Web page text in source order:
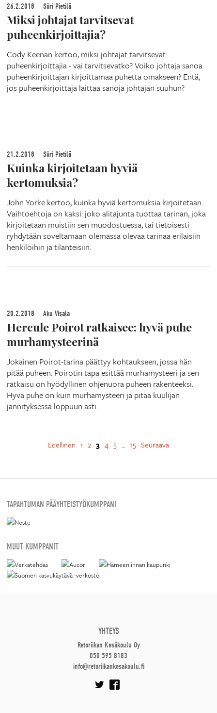
26.2.2018 Siiri Pietilä
Miksi johtajat tarvitsevat
puheenkirjoittajia?
Cody Keenan kertoo, miksi johtajat tarvitsevat
puheenkirjoittajia - vai tarvitsevatko? Voiko johtaja sanoa
puheenkirjoittajan kirjoittamaa puhetta omakseen? Entä,
jos puheenkirjoittaja laittaa sanoja johtajan suuhun?
21.2.2018 Siiri Pietilä
Kuinka kirjoitetaan hyviä
kertomuksia?
John Yorke kertoo, kuinka hyviä kertomuksia kirjoitetaan.
Vaihtoehtoja on kaksi: joko alitajunta tuottaa tarinan, joka
kirjoitetaan muistiin sen muodostuessa, tai tietoisesti
ryhdytään soveltamaan olemassa olevaa tarinaa erilaisiin
henkilöihin ja tilanteisiin.
20.2.2018 Aku Visala
Hercule Poirot ratkaisee: hyvä puhe
murhamysteerinä
Jokainen Poirot-tarina päättyy kohtaukseen, jossa hän
pitää puheen. Poirotin tapa esittää murhamysteeri ja sen
ratkaisu on hyödyllinen ohjenuora puheen rakenteeksi.
Hyvä puhe on kuin murhamysteeri ja pitää kuulijan
jännityksessä loppuun asti.
Edellinen 1 2 3 4 5 … 15 Seuraava
TAPAHTUMAN PÄÄYHTEISTYÖKUMPPANI
MUUT KUMPPANIT
YHTEYS
Retoriikan Kesäkoulu Oy
050 595 8183
info@retoriikankesakoulu.fi